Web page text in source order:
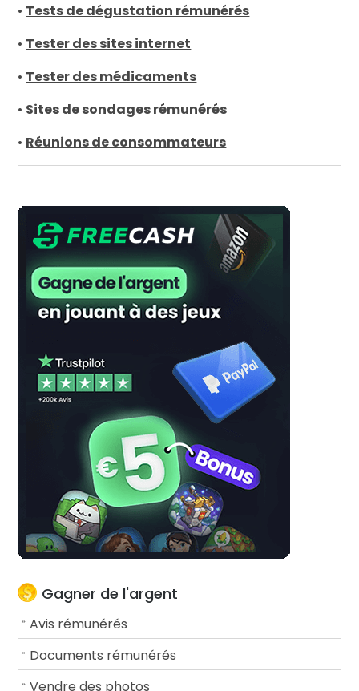
• Tests de dégustation rémunérés
• Tester des sites internet
• Tester des médicaments
• Sites de sondages rémunérés
• Réunions de consommateurs
Gagner de l'argent
Avis rémunérés
Documents rémunérés
Vendre des photos